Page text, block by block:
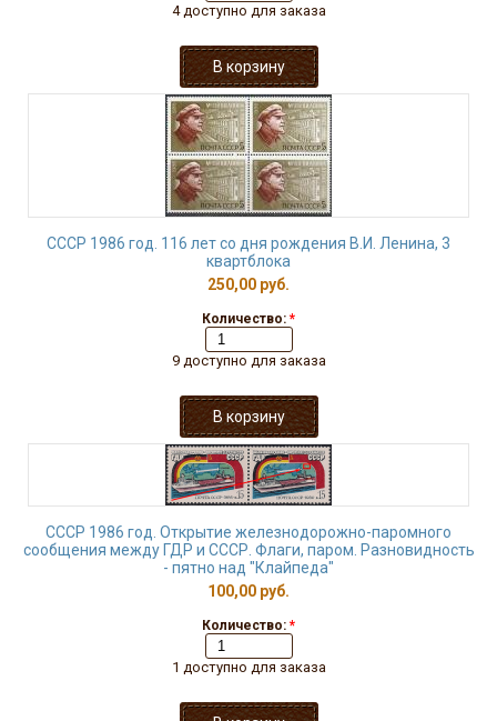
4 доступно для заказа
СССР 1986 год. 116 лет со дня рождения В.И. Ленина, 3
квартблока
250,00 руб.
Количество: *
9 доступно для заказа
СССР 1986 год. Открытие железнодорожно-паромного
сообщения между ГДР и СССР. Флаги, паром. Разновидность
- пятно над "Клайпеда"
100,00 руб.
Количество: *
1 доступно для заказа